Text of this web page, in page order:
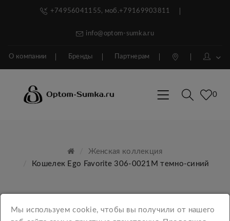
+74956041155, моб.+79169903811
info@optom-sumka.ru
О компании Бренды Партнерам
0
Женская коллекция
Кошелек Ego Favorite 306-0021М темно-синий
Мы используем cookie, чтобы вы получили от нашего